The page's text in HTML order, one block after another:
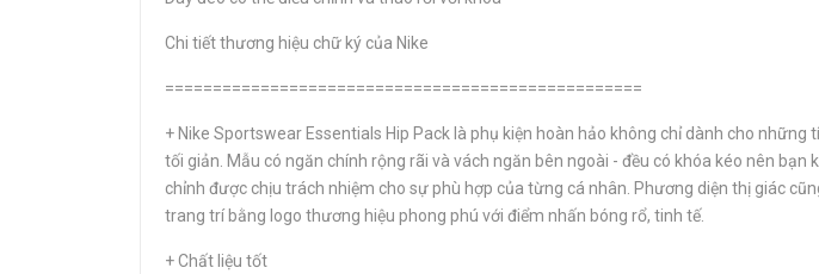
Chi tiết thương hiệu chữ ký của Nike
==================================================
+ Nike Sportswear Essentials Hip Pack là phụ kiện hoàn hảo không chỉ dành cho
tối giản. Mẫu có ngăn chính rộng rãi và vách ngăn bên ngoài - đều có khóa kéo nên
chỉnh được chịu trách nhiệm cho sự phù hợp của từng cá nhân. Phương diện thị giác
trang trí bằng logo thương hiệu phong phú với điểm nhấn bóng rổ, tinh tế.
+ Chất liệu tốt